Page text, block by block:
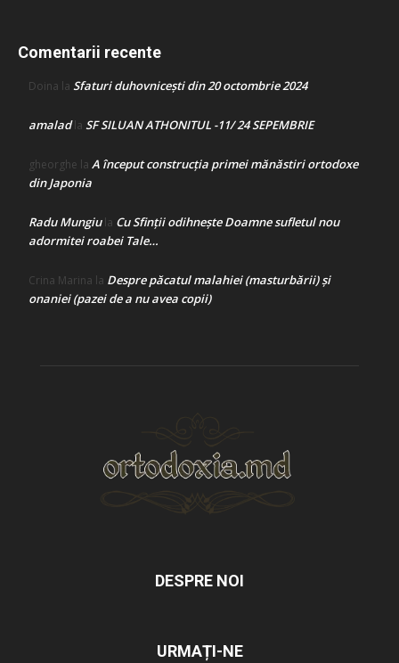
Comentarii recente
Doina la Sfaturi duhovnicești din 20 octombrie 2024
amaladla SF SILUAN ATHONITUL -11/ 24 SEPEMBRIE
gheorghe la A început construcţia primei mănăstiri ortodoxe
din Japonia
Radu Mungiula Cu Sfinții odihnește Doamne sufletul nou
adormitei roabei Tale…
Crina Marina la Despre păcatul malahiei (masturbării) şi
onaniei (pazei de a nu avea copii)
DESPRE NOI
URMAȚI-NE